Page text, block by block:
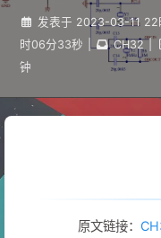
发表于 2023-03-11 22
时06分33秒
CH32
钟
原文链接：